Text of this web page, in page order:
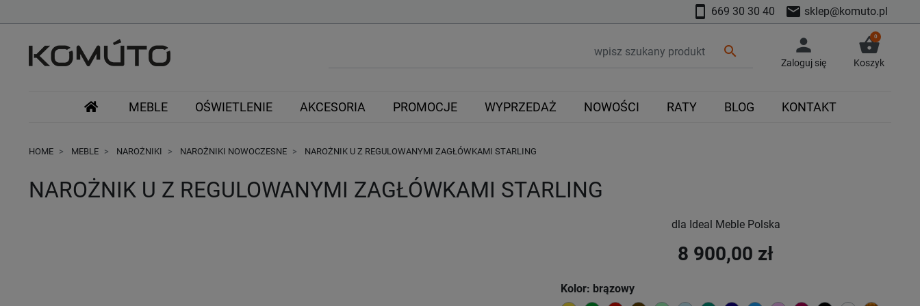
smartphone 669 30 30 40 mail sklep@komuto.pl
search person
Zaloguj się
shopping_basket
0
Koszyk
MEBLE OŚWIETLENIE AKCESORIA PROMOCJE WYPRZEDAŻ NOWOŚCI RATY BLOG KONTAKT
HOME MEBLE NAROŻNIKI NAROŻNIKI NOWOCZESNE NAROŻNIK U Z REGULOWANYMI ZAGŁÓWKAMI STARLING
NAROŻNIK U Z REGULOWANYMI ZAGŁÓWKAMI STARLING
dla Ideal Meble Polska
8 900,00 zł
Kolor: brązowy